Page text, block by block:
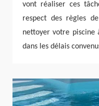
vont réaliser ces
respect des règles
nettoyer votre piscine
dans les délais